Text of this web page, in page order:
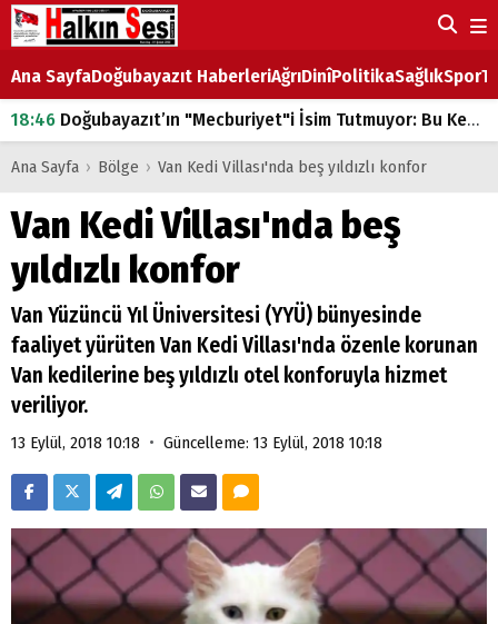
Ana SayfaDoğubayazıt HaberleriAğrıDinîPolitikaSağlıkSpor
18:46 Doğubayazıt’ın "Mecburiyet"i İsim Tutmuyor: Bu Kez de Mem u Zîn Oldu!
07:53Doğubayazıt’ta Ekmek Fiyatlarına Zam
Doğubayazıt'ta çocukların sırtındaki ağır yük
07:00
DEVLET ve HÜKÜMET
18:29ÇARŞI CADDESİ YAZ BOZ TAHTASI
Ana Sayfa › Bölge › Van Kedi Villası'nda beş yıldızlı konfor
Van Kedi Villası'nda beş
yıldızlı konfor
Van Yüzüncü Yıl Üniversitesi (YYÜ) bünyesinde
faaliyet yürüten Van Kedi Villası'nda özenle korunan
Van kedilerine beş yıldızlı otel konforuyla hizmet
veriliyor.
13 Eylül, 2018 10:18 • Güncelleme: 13 Eylül, 2018 10:18